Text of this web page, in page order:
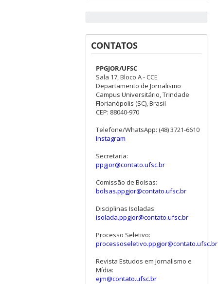
CONTATOS
PPGJOR/UFSC
Sala 17, Bloco A - CCE
Departamento de Jornalismo
Campus Universitário, Trindade
Florianópolis (SC), Brasil
CEP: 88040-970
Telefone/WhatsApp: (48) 3721-6610
Instagram
Secretaria:
ppgjor@contato.ufsc.br
Comissão de Bolsas:
bolsas.ppgjor@contato.ufsc.br
Disciplinas Isoladas:
isolada.ppgjor@contato.ufsc.br
Processo Seletivo:
processoseletivo.ppgjor@contato.ufsc.br
Revista Estudos em Jornalismo e
Mídia:
ejm@contato.ufsc.br